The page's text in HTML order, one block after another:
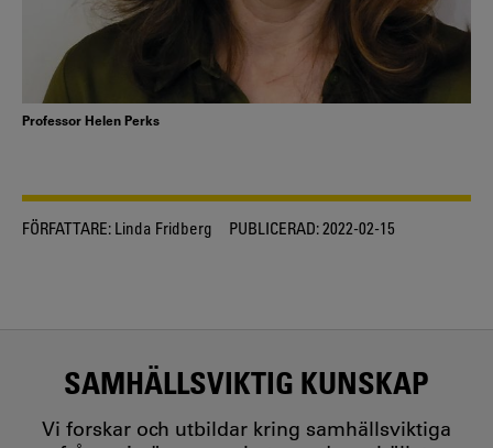
Professor Helen Perks
FÖRFATTARE: Linda Fridberg PUBLICERAD:2022-02-15
SAMHÄLLSVIKTIG KUNSKAP
Vi forskar och utbildar kring samhällsviktiga